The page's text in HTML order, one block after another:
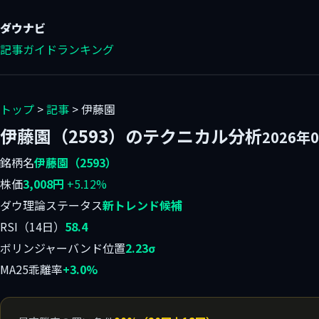
ダウナビ
記事ガイドランキング
トップ >記事 > 伊藤園
伊藤園（2593）のテクニカル分析2026年
銘柄名伊藤園（2593）
株価3,008円 +5.12%
ダウ理論ステータス新トレンド候補
RSI（14日） 58.4
ボリンジャーバンド位置2.23σ
MA25乖離率+3.0%